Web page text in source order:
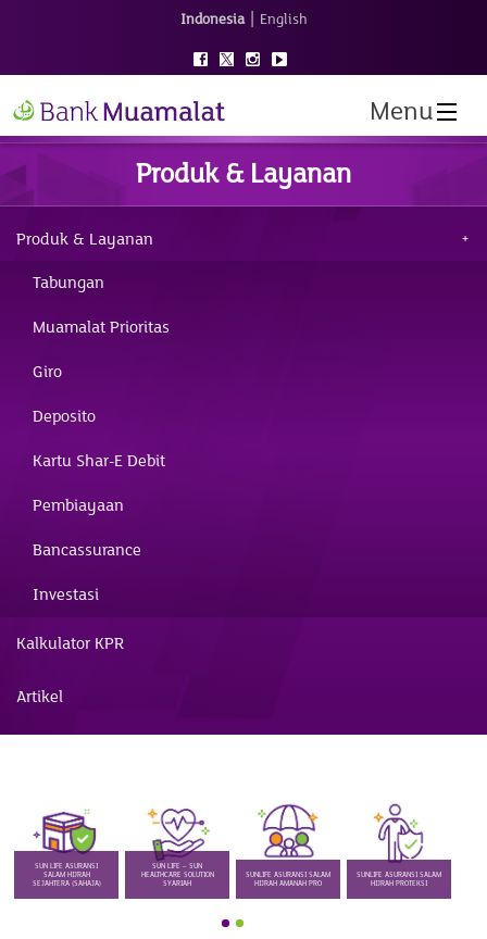
Indonesia | English
Menu
Produk & Layanan
Produk & Layanan
Tabungan
Muamalat Prioritas
Giro
Deposito
Kartu Shar-E Debit
Pembiayaan
Bancassurance
Investasi
Kalkulator KPR
Artikel
SUN LIFE ASURANSI
SALAM HIJRAH
SEJAHTERA (SAHAJA)
SUN LIFE – SUN
HEALTHCARE SOLUTION
SYARIAH
SUNLIFE ASURANSI SALAM
HIJRAH AMANAH PRO
SUNLIFE ASURANSI SALAM
HIJRAH PROTEKSI